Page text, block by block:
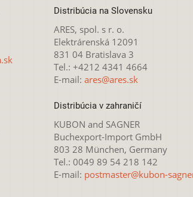
Distribúcia na Slovensku
ARES, spol. s r. o.
Elektrárenská 12091
831 04 Bratislava 3
Tel.: +4212 4341 4664
E-mail: ares@ares.sk
Distribúcia v zahraničí
KUBON and SAGNER
Buchexport-Import GmbH
803 28 München, Germany
Tel.: 0049 89 54 218 142
E-mail: postmaster@kubon-